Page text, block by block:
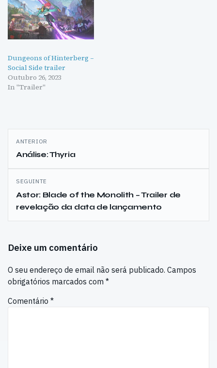
Dungeons of Hinterberg –
Social Side trailer
Outubro 26, 2023
In "Trailer"
Navegação
de
artigos
ANTERIOR
Análise: Thyria
SEGUINTE
Astor: Blade of the Monolith – Trailer de
revelação da data de lançamento
Deixe um comentário
O seu endereço de email não será publicado. Campos
obrigatórios marcados com *
Comentário *